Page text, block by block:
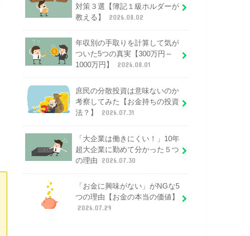
対策３選【簿記１級ホルダーが
教える】
2026.08.02
年収別の手取りを計算して気が
ついた5つの真実【300万円～
1000万円】
2026.08.01
庶民の分散投資は意味ないのか
考察してみた【お金持ちの投資
法？】
2026.07.31
「大企業は働きにくい！」10年
超大企業に勤めて分かった５つ
の理由
2026.07.30
「お金に興味がない」がNGな5
つの理由【お金の本当の価値】
2026.07.29